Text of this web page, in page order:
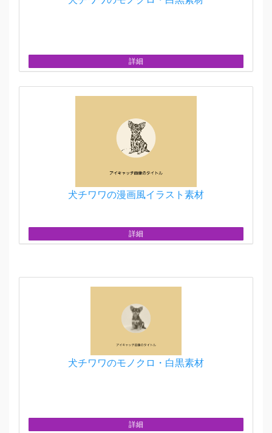
詳細
犬チワワの漫画風イラスト素材
詳細
犬チワワのモノクロ・白黒素材
詳細